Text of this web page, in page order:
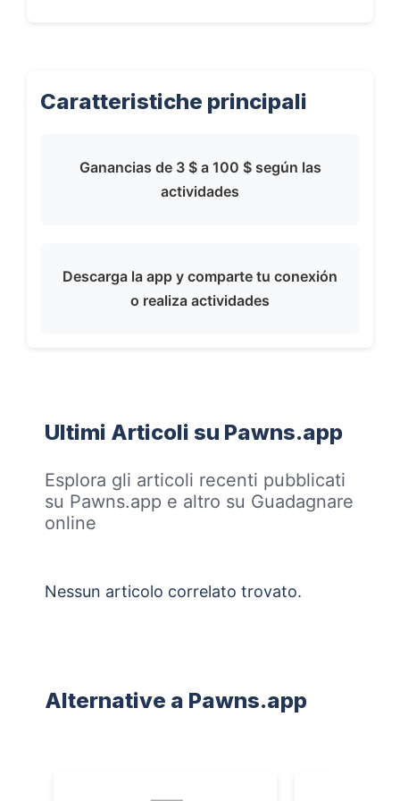
Caratteristiche principali
Ganancias de 3 $ a 100 $ según las
actividades
Descarga la app y comparte tu conexión
o realiza actividades
Ultimi Articoli su Pawns.app
Esplora gli articoli recenti pubblicati
su Pawns.app e altro su Guadagnare
online
Nessun articolo correlato trovato.
Alternative a Pawns.app